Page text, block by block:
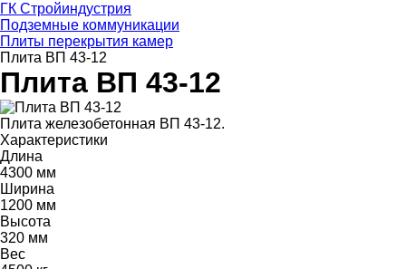
ГК Стройиндустрия
Подземные коммуникации
Плиты перекрытия камер
Плита ВП 43-12
Плита ВП 43-12
Плита железобетонная ВП 43-12.
Характеристики
Длина
4300 мм
Ширина
1200 мм
Высота
320 мм
Вес